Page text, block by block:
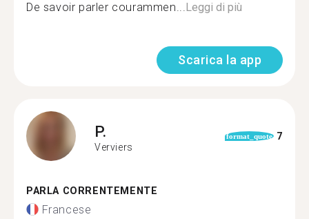
De savoir parler courammen...Leggi di più
Scarica la app
P.
Verviers
format_quote 7
PARLA CORRENTEMENTE
Francese